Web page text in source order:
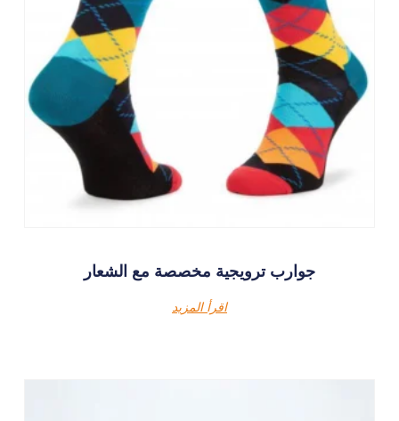
جوارب ترويجية مخصصة مع الشعار
اقرأ المزيد